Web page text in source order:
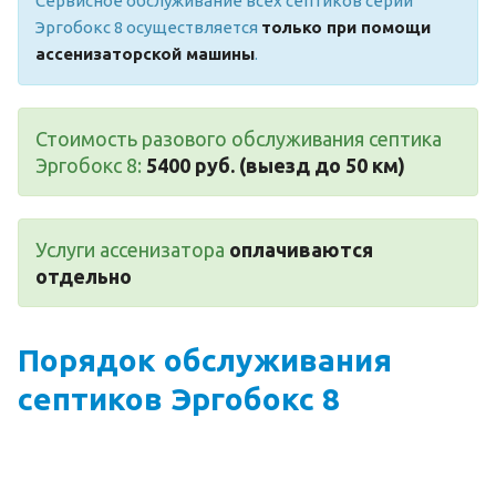
Эргобокс 8 осуществляется только при помощи
ассенизаторской машины.
Стоимость разового обслуживания септика
Эргобокс 8: 5400 руб. (выезд до 50 км)
Услуги ассенизатора оплачиваются
отдельно
Порядок обслуживания
септиков Эргобокс 8